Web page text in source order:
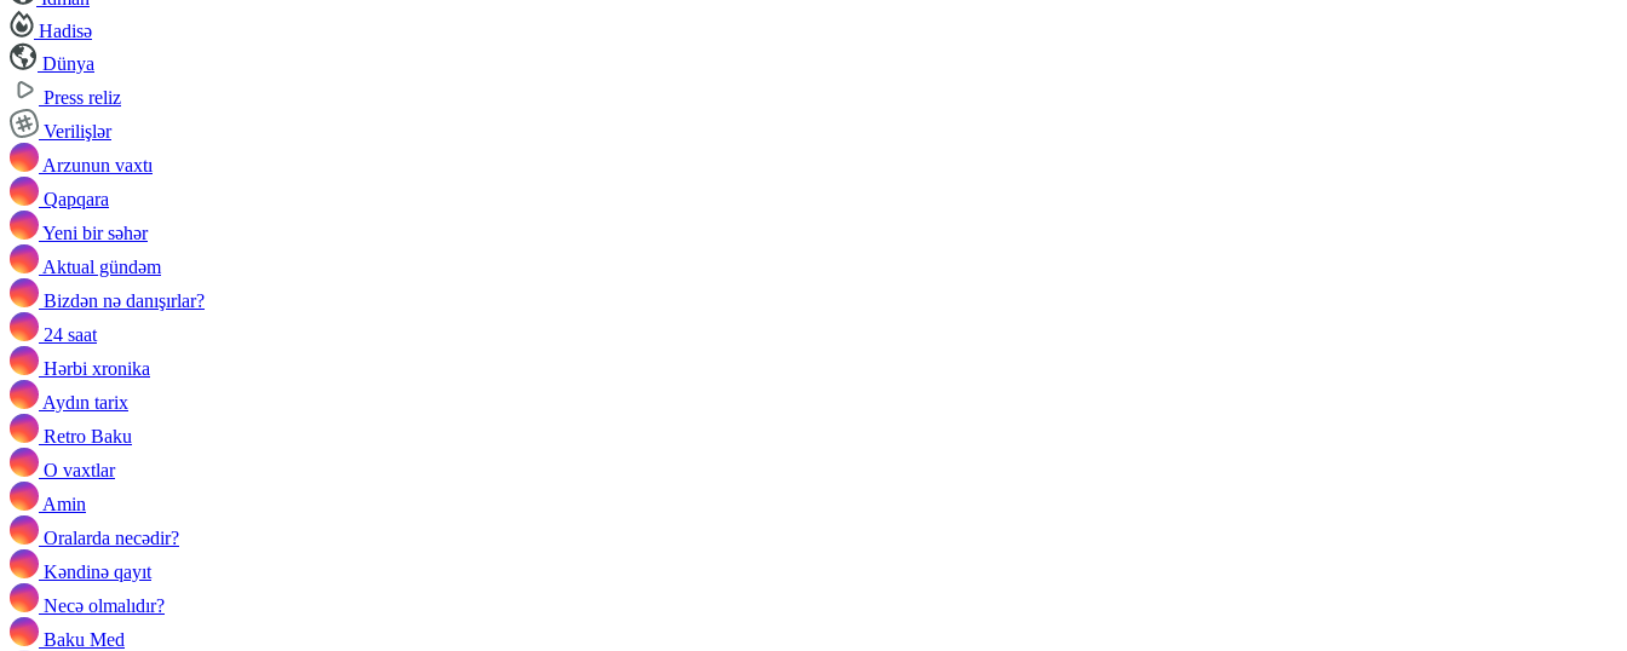
Hadisə
Dünya
Press reliz
Verilişlər
Arzunun vaxtı
Qapqara
Yeni bir səhər
Aktual gündəm
Bizdən nə danışırlar?
24 saat
Hərbi xronika
Aydın tarix
Retro Baku
O vaxtlar
Amin
Oralarda necədir?
Kəndinə qayıt
Necə olmalıdır?
Baku Med